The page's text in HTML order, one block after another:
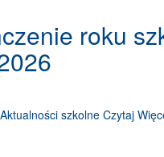
roku
Aktualności szkolne Czytaj